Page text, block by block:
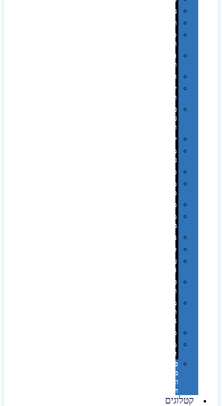
בקבוקים
תרמי
ספלים
וכוסות
הוקרה
ואומנות
חגים
יין
ומארזים
כלי
עבודה
ופנסים
למטבח
מוצרי
עור
מחברות
מחזיקי
מפתחות
משחקים
מתנה
בפחית
נסיעות
ספורט
על
השולחן…
פינוק
וספא
מזוודות
ותיקי
נסיעות
מטריות
מוצרי
חוף
סביבת
מחשב
וציוד
היקפי
קטלוגים